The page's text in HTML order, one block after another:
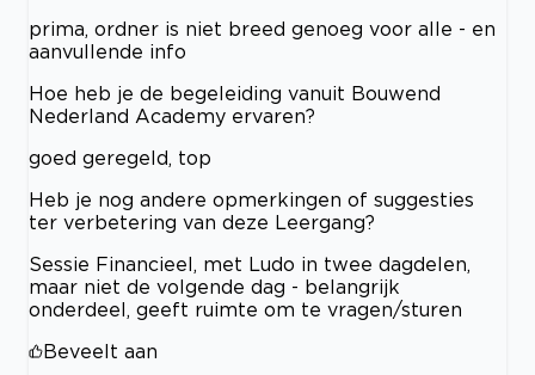
prima, ordner is niet breed genoeg voor alle - en
aanvullende info
Hoe heb je de begeleiding vanuit Bouwend
Nederland Academy ervaren?
goed geregeld, top
Heb je nog andere opmerkingen of suggesties
ter verbetering van deze Leergang?
Sessie Financieel, met Ludo in twee dagdelen,
maar niet de volgende dag - belangrijk
onderdeel, geeft ruimte om te vragen/sturen
Beveelt aan